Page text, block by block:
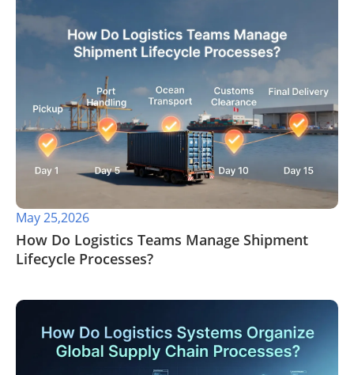
May 25,2026
​How Do Logistics Teams Manage Shipment
Lifecycle Processes?